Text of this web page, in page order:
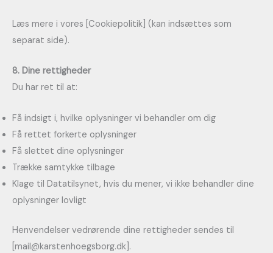
Læs mere i vores [Cookiepolitik] (kan indsættes som
separat side).
8. Dine rettigheder
Du har ret til at:
Få indsigt i, hvilke oplysninger vi behandler om dig
Få rettet forkerte oplysninger
Få slettet dine oplysninger
Trække samtykke tilbage
Klage til Datatilsynet, hvis du mener, vi ikke behandler dine
oplysninger lovligt
Henvendelser vedrørende dine rettigheder sendes til
[mail@karstenhoegsborg.dk].